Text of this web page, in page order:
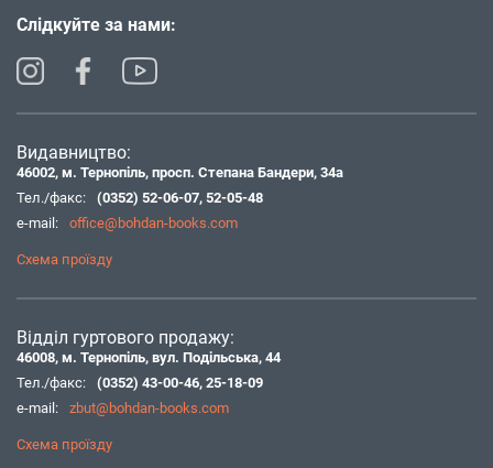
Слідкуйте за нами:
Видавництво:
46002, м. Тернопіль, просп. Степана Бандери, 34а
Тел./факс:
(0352) 52-06-07, 52-05-48
e-mail:
office@bohdan-books.com
Схема проїзду
Відділ гуртового продажу:
46008, м. Тернопіль, вул. Подільська, 44
Тел./факс:
(0352) 43-00-46, 25-18-09
e-mail:
zbut@bohdan-books.com
Схема проїзду